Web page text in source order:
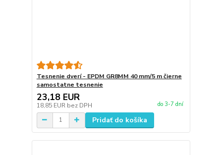
Tesnenie dverí - EPDM GR8MM 40 mm/5 m čierne
samostatne tesnenie
23,18 EUR
18,85 EUR bez DPH do 3-7 dní
Pridať do košíka